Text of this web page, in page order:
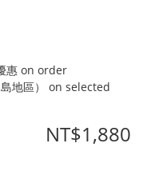
惠 on order
地區） on selected
NT$1,880